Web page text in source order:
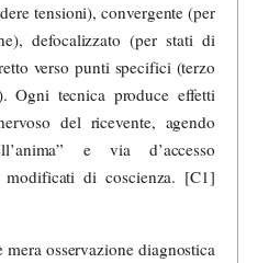
tensioni), convergente (per
defocalizzato (per stati di
verso punti specifici (terzo
Ogni tecnica produce effetti
del ricevente, agendo
e via d’accesso
di coscienza. [C1]
osservazione diagnostica